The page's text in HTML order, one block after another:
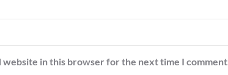
website in this browser for the next time I comment.